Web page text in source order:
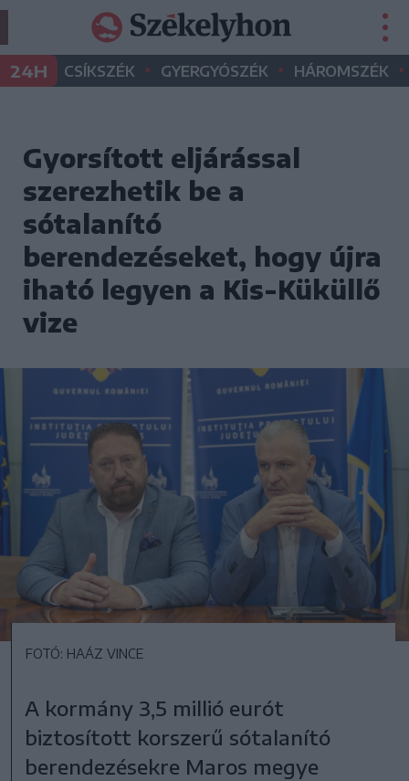
24H CSÍKSZÉK • GYERGYÓSZÉK • HÁROMSZÉK •
Gyorsított eljárással
szerezhetik be a
sótalanító
berendezéseket, hogy újra
iható legyen a Kis-Küküllő
vize
FOTÓ: HAÁZ VINCE
A kormány 3,5 millió eurót
biztosított korszerű sótalanító
berendezésekre Maros megye